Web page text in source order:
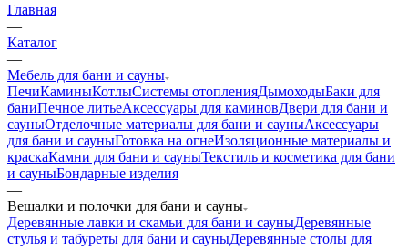
Главная
—
Каталог
—
Мебель для бани и сауны
ПечиКаминыКотлыСистемы отопленияДымоходыБаки для
баниПечное литьеАксессуары для каминовДвери для бани и
сауныОтделочные материалы для бани и сауныАксессуары
для бани и сауныГотовка на огнеИзоляционные материалы и
краскаКамни для бани и сауныТекстиль и косметика для бани
и сауныБондарные изделия
—
Вешалки и полочки для бани и сауны
Деревянные лавки и скамьи для бани и сауныДеревянные
стулья и табуреты для бани и сауныДеревянные столы для